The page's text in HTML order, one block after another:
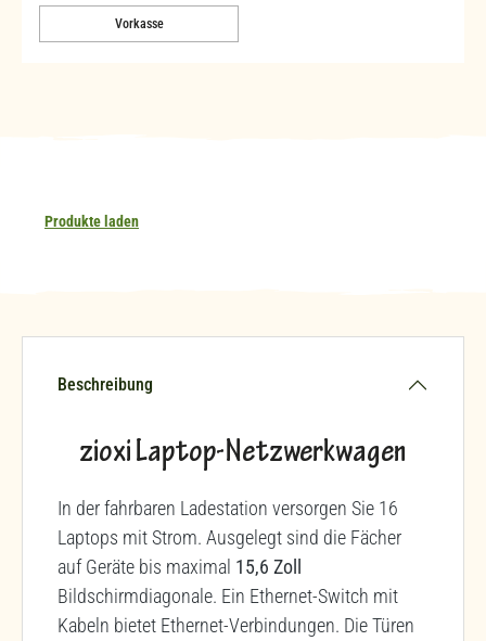
Vorkasse
Produkte laden
Beschreibung
zioxi Laptop-Netzwerkwagen
In der fahrbaren Ladestation versorgen Sie 16
Laptops mit Strom. Ausgelegt sind die Fächer
auf Geräte bis maximal 15,6 Zoll
Bildschirmdiagonale. Ein Ethernet-Switch mit
Kabeln bietet Ethernet-Verbindungen. Die Türen